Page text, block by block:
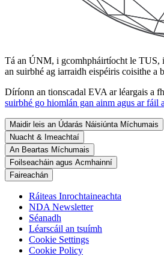
Tá an ÚNM, i gcomhpháirtíocht le TUS, i
an suirbhé ag iarraidh eispéiris coisithe
Díríonn an tionscadal EVA ar léargais a
suirbhé go hiomlán gan ainm agus ar fáil
Maidir leis an Údarás Náisiúnta Míchumais
Nuacht & Imeachtaí
An Beartas Míchumais
Foilseacháin agus Acmhainní
Faireachán
Ráiteas Inrochtaineachta
NDA Newsletter
Séanadh
Léarscáil an tsuímh
Cookie Settings
Cookie Policy